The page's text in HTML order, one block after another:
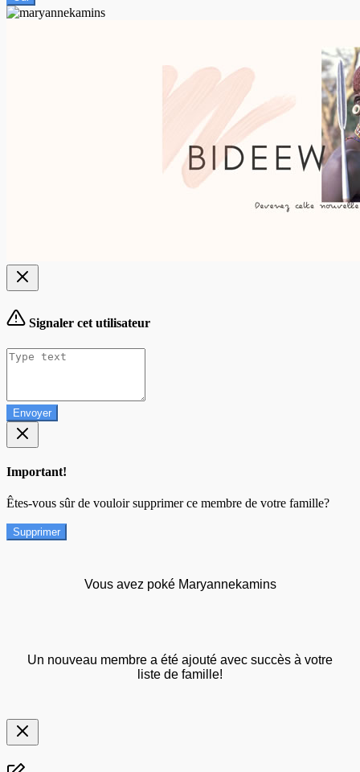
Signaler cet utilisateur
Envoyer
Important!
Êtes-vous sûr de vouloir supprimer ce membre de votre famille?
Supprimer
Vous avez poké Maryannekamins
Un nouveau membre a été ajouté avec succès à votre
liste de famille!